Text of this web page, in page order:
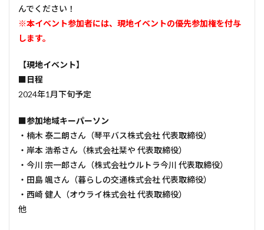
んでください！
※本イベント参加者には、現地イベントの優先参加権を付与
します。
【現地イベント】
■日程
2024年1月下旬予定
■参加地域キーパーソン
・楠木 泰二朗さん（琴平バス株式会社 代表取締役）
・岸本 浩希さん（株式会社栞や 代表取締役）
・今川 宗一郎さん（株式会社ウルトラ今川 代表取締役）
・田島 颯さん（暮らしの交通株式会社 代表取締役）
・西崎 健人（オウライ株式会社 代表取締役）
他